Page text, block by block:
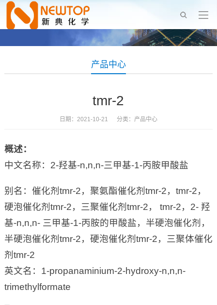
产品中心
tmr-2
日期：2021-10-21 分类： 产品中心
概述：
中文名称：2-羟基-n,n,n-三甲基-1-丙胺甲酸盐
别名：催化剂tmr-2，聚氨酯催化剂tmr-2，tmr-2，
硬泡催化剂tmr-2，三聚催化剂tmr-2， tmr-2，2- 羟
基-n,n,n- 三甲基-1-丙胺的甲酸盐，半硬泡催化剂，
半硬泡催化剂tmr-2，硬泡催化剂tmr-2，三聚体催化
剂tmr-2
英文名：1-propanaminium-2-hydroxy-n,n,n-
trimethylformate